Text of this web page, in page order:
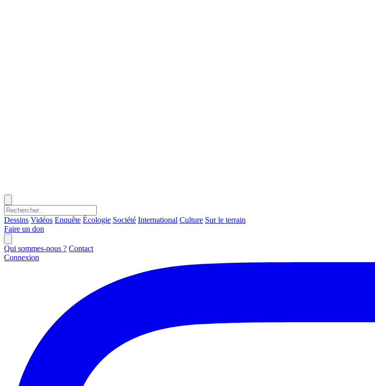
Dessins Vidéos Enquête Écologie Société International Culture Sur le terrain
Faire un don
Qui sommes-nous ? Contact
Connexion